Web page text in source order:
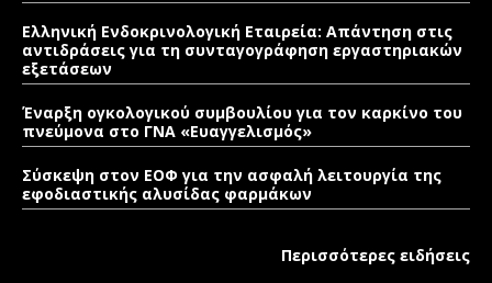
Ελληνική Ενδοκρινολογική Εταιρεία: Απάντηση στις
αντιδράσεις για τη συνταγογράφηση εργαστηριακών
εξετάσεων
Έναρξη ογκολογικού συμβουλίου για τον καρκίνο του
πνεύμονα στο ΓΝΑ «Ευαγγελισμός»
Σύσκεψη στον ΕΟΦ για την ασφαλή λειτουργία της
εφοδιαστικής αλυσίδας φαρμάκων
Περισσότερες ειδήσεις